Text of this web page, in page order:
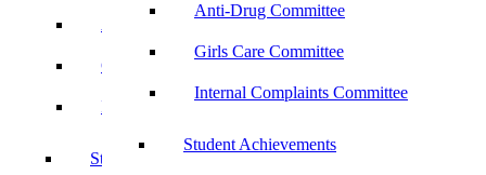
Anti-Drug Committee
Girls Care Committee
Internal Complaints Committee
Student Achievements
Anti-Drug Committee
Girls Care Committee
Internal Complaints Committee
Student Achievements